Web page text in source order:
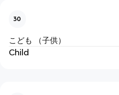
30
こども （子供）
Child